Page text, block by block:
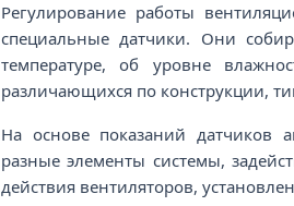
Регулирование работы
специальные датчики. Они
температуре, об уровне
различающихся по конструкции,
На основе показаний датчиков
разные элементы системы,
действия вентиляторов,